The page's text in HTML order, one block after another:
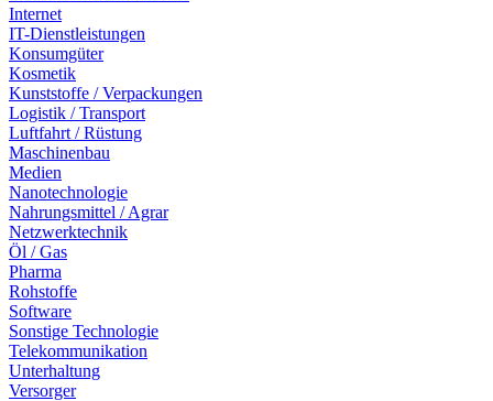
Internet
IT-Dienstleistungen
Konsumgüter
Kosmetik
Kunststoffe / Verpackungen
Logistik / Transport
Luftfahrt / Rüstung
Maschinenbau
Medien
Nanotechnologie
Nahrungsmittel / Agrar
Netzwerktechnik
Öl / Gas
Pharma
Rohstoffe
Software
Sonstige Technologie
Telekommunikation
Unterhaltung
Versorger